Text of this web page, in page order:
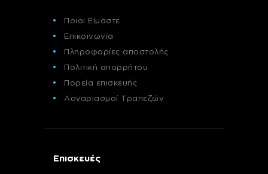
Ποιοι Είμαστε
Επικοινωνία
Πληροφορίες αποστολής
Πολιτική απορρήτου
Πορεία επισκευής
Λογαριασμοί Τραπεζών
Επισκευές